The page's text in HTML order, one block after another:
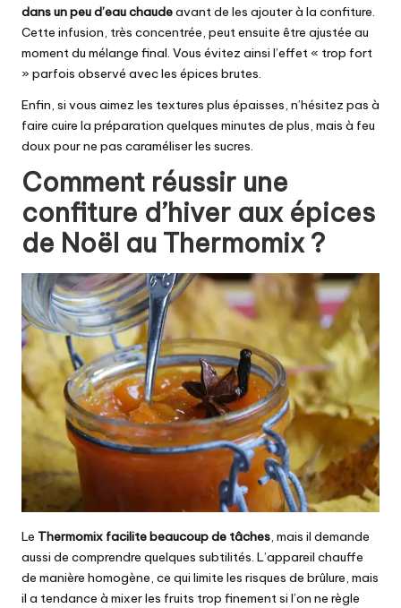
dans un peu d’eau chaudeavant de les ajouter à la confiture.
Cette infusion, très concentrée, peut ensuite être ajustée au
moment du mélange final. Vous évitez ainsi l’effet « trop fort
» parfois observé avec les épices brutes.
Enfin, si vous aimez les textures plus épaisses, n’hésitez pas à
faire cuire la préparation quelques minutes de plus, mais à feu
doux pour ne pas caraméliser les sucres.
Comment réussir une
confiture d’hiver aux épices
de Noël au Thermomix ?
Le Thermomix facilite beaucoup de tâches, mais il demande
aussi de comprendre quelques subtilités. L’appareil chauffe
de manière homogène, ce qui limite les risques de brûlure, mais
il a tendance à mixer les fruits trop finement si l’on ne règle